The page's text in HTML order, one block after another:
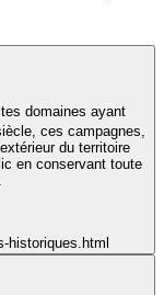
domaines ayant
ces campagnes,
du territoire
en conservant toute
historiques.html